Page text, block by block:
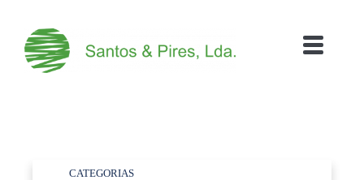
CATEGORIAS